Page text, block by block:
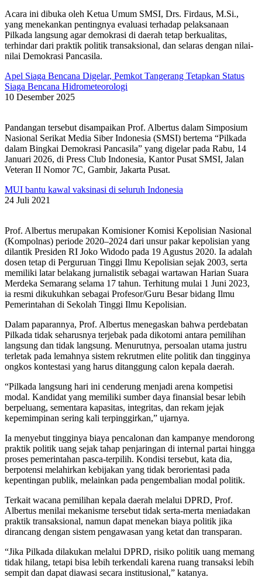
Acara ini dibuka oleh Ketua Umum SMSI, Drs. Firdaus, M.Si.,
yang menekankan pentingnya evaluasi terhadap pelaksanaan
Pilkada langsung agar demokrasi di daerah tetap berkualitas,
terhindar dari praktik politik transaksional, dan selaras dengan nilai-
nilai Demokrasi Pancasila.
Apel Siaga Bencana Digelar, Pemkot Tangerang Tetapkan Status
Siaga Bencana Hidrometeorologi
10 Desember 2025
Pandangan tersebut disampaikan Prof. Albertus dalam Simposium
Nasional Serikat Media Siber Indonesia (SMSI) bertema “Pilkada
dalam Bingkai Demokrasi Pancasila” yang digelar pada Rabu, 14
Januari 2026, di Press Club Indonesia, Kantor Pusat SMSI, Jalan
Veteran II Nomor 7C, Gambir, Jakarta Pusat.
MUI bantu kawal vaksinasi di seluruh Indonesia
24 Juli 2021
Prof. Albertus merupakan Komisioner Komisi Kepolisian Nasional
(Kompolnas) periode 2020–2024 dari unsur pakar kepolisian yang
dilantik Presiden RI Joko Widodo pada 19 Agustus 2020. Ia adalah
dosen tetap di Perguruan Tinggi Ilmu Kepolisian sejak 2003, serta
memiliki latar belakang jurnalistik sebagai wartawan Harian Suara
Merdeka Semarang selama 17 tahun. Terhitung mulai 1 Juni 2023,
ia resmi dikukuhkan sebagai Profesor/Guru Besar bidang Ilmu
Pemerintahan di Sekolah Tinggi Ilmu Kepolisian.
Dalam paparannya, Prof. Albertus menegaskan bahwa perdebatan
Pilkada tidak seharusnya terjebak pada dikotomi antara pemilihan
langsung dan tidak langsung. Menurutnya, persoalan utama justru
terletak pada lemahnya sistem rekrutmen elite politik dan tingginya
ongkos kontestasi yang harus ditanggung calon kepala daerah.
“Pilkada langsung hari ini cenderung menjadi arena kompetisi
modal. Kandidat yang memiliki sumber daya finansial besar lebih
berpeluang, sementara kapasitas, integritas, dan rekam jejak
kepemimpinan sering kali terpinggirkan,” ujarnya.
Ia menyebut tingginya biaya pencalonan dan kampanye mendorong
praktik politik uang sejak tahap penjaringan di internal partai hingga
proses pemerintahan pasca-terpilih. Kondisi tersebut, kata dia,
berpotensi melahirkan kebijakan yang tidak berorientasi pada
kepentingan publik, melainkan pada pengembalian modal politik.
Terkait wacana pemilihan kepala daerah melalui DPRD, Prof.
Albertus menilai mekanisme tersebut tidak serta-merta meniadakan
praktik transaksional, namun dapat menekan biaya politik jika
dirancang dengan sistem pengawasan yang ketat dan transparan.
“Jika Pilkada dilakukan melalui DPRD, risiko politik uang memang
tidak hilang, tetapi bisa lebih terkendali karena ruang transaksi lebih
sempit dan dapat diawasi secara institusional,” katanya.